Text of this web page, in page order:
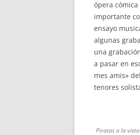
ópera
importante
ensayo
algunas
una
a pasar en
mes amis»
tenores
Piratas a la vista